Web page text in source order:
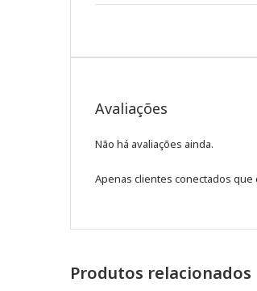
Avaliações
Não há avaliações ainda.
Apenas clientes conectados
Produtos relacionados